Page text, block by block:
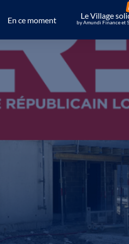
En ce moment Le Village
by Amundi Finance et